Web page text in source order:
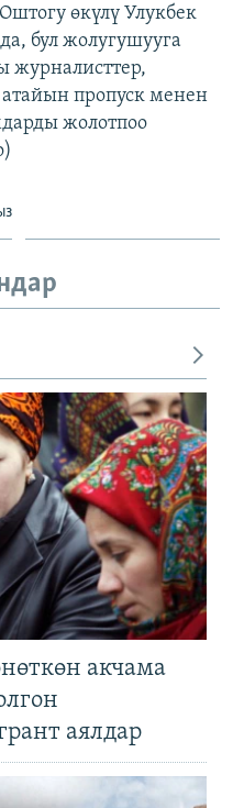
өкүлү Улукбек
бул жолугушууга
журналисттер,
пропуск менен
жолотпоо
акчама
аялдар